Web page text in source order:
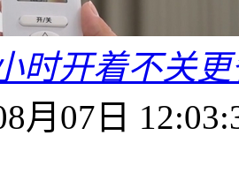
时开着不关
月07日